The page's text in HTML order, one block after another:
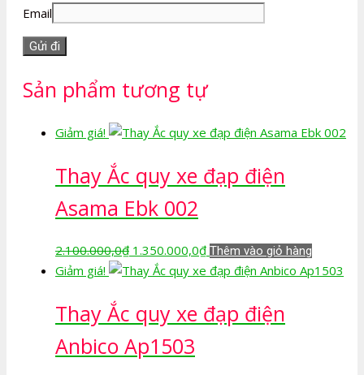
Email
Sản phẩm tương tự
Giảm giá!
Thay Ắc quy xe đạp điện
Asama Ebk 002
2.100.000,0₫ Giá
gốc
2.100.000,0₫.
1.350.000,0₫Giá
hiện
là:
1.350.000,0₫.
Thêm vào giỏ hàng
Giảm giá!
Thay Ắc quy xe đạp điện
Anbico Ap1503